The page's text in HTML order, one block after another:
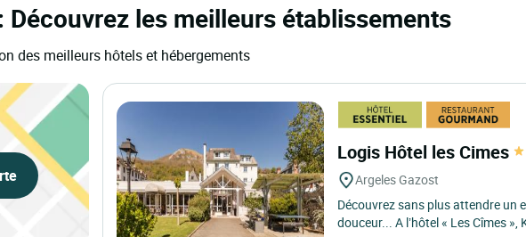
Découvrez les meilleurs établissements
des meilleurs hôtels et hébergements
Logis Hôtel les Cimes
Argeles Gazost
Découvrez sans plus attendre un
douceur... A l’hôtel « Les Cîmes »,